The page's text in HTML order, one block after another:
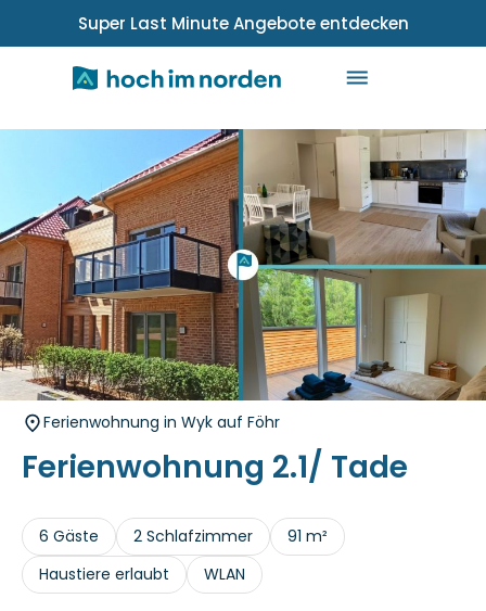
Super Last Minute Angebote entdecken
Ferienwohnung in Wyk auf Föhr
Ferienwohnung 2.1/ Tade
6 Gäste 2 Schlafzimmer
91 m²
Haustiere erlaubt
WLAN